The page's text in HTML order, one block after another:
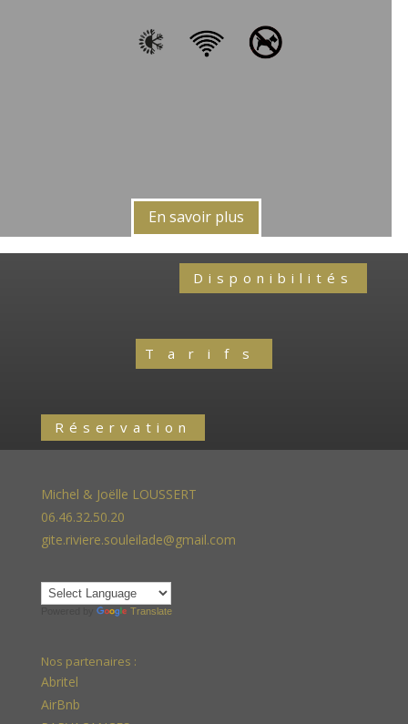
En savoir plus
Disponibilités
Tarifs
Réservation
Michel & Joëlle LOUSSERT
06.46.32.50.20
gite.riviere.souleilade@gmail.com
Translate
Nos partenaires :
Abritel
AirBnb